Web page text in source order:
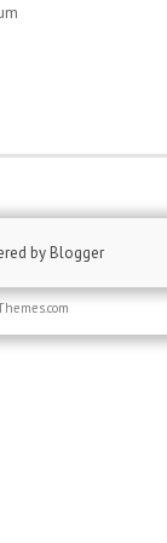
byBlogger